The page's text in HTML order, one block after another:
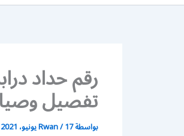
تفصيل
بواسطة Rwan/17 يونيو، 2021